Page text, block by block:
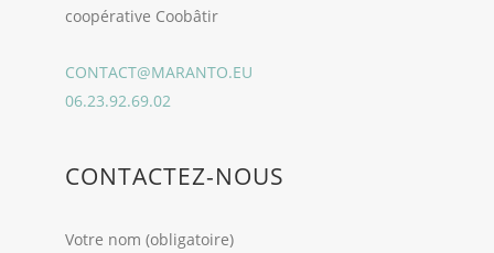
coopérative Coobâtir
CONTACT@MARANTO.EU
06.23.92.69.02
CONTACTEZ-NOUS
Votre nom (obligatoire)